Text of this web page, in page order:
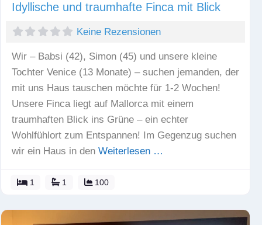
Idyllische und traumhafte Finca mit Blick
Keine Rezensionen
Wir – Babsi (42), Simon (45) und unsere kleine
Tochter Venice (13 Monate) – suchen jemanden, der
mit uns Haus tauschen möchte für 1-2 Wochen!
Unsere Finca liegt auf Mallorca mit einem
traumhaften Blick ins Grüne – ein echter
Wohlfühlort zum Entspannen! Im Gegenzug suchen
wir ein Haus in den Weiterlesen …
1 1 100